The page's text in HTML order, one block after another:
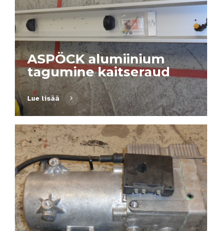
ASPÖCK alumiinium
tagumine kaitseraud
Lue lisää